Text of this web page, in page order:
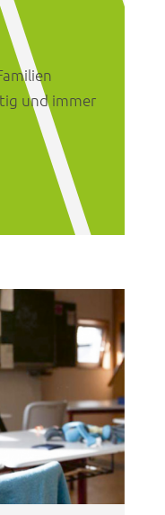
und immer